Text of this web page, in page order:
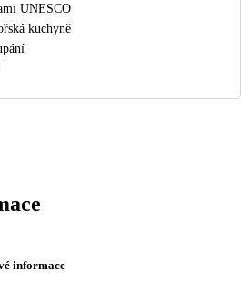
UNESCO
kuchyně
informace